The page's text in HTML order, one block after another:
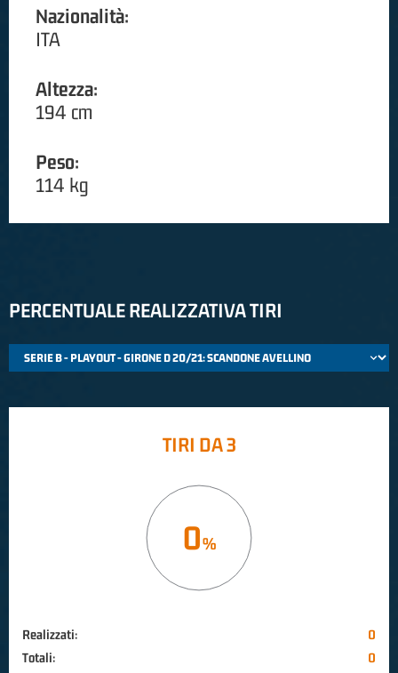
Nazionalità:
ITA
Altezza:
194 cm
Peso:
114 kg
PERCENTUALE REALIZZATIVA TIRI
TIRI DA 3
0
Realizzati:
0
Totali:
0